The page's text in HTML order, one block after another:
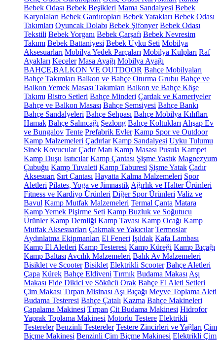
Bebek Odası Bebek Beşikleri Mama Sandalyesi Bebek
Karyolaları Bebek Gardıropları Bebek Yatakları Bebek Odası
Takımları Oyuncak Dolabı Bebek Şifonyer Bebek Odası
Tekstili Bebek Yorganı Bebek Çarşafı Bebek Nevresim
Takımı Bebek Battaniyesi Bebek Uyku Seti Mobilya
Aksesuarları Mobilya Yedek Parçaları Mobilya Kulpları Raf
Ayakları Keçeler Masa Ayağı Mobilya Ayağı
BAHÇE,BALKON VE OUTDOOR Bahçe Mobilyaları
Bahçe Takımları Balkon ve Bahçe Oturma Grubu Bahçe ve
Balkon Yemek Masası Takımları Balkon ve Bahçe Köşe
Takımı Bistro Setleri Bahçe Minderi Çardak ve Kameriyeler
Bahçe ve Balkon Masası Bahçe Şemsiyesi Bahçe Bankı
Bahçe Sandalyeleri Bahçe Sehpası Bahçe Mobilya Kılıfları
Hamak Bahçe Salıncağı Şezlong Bahçe Koltukları Ahşap Ev
ve Bungalov Tente Prefabrik Evler Kamp Spor ve Outdoor
Kamp Malzemeleri Çadırlar Kamp Sandalyesi Uyku Tulumu
Sinek Kovucular Çadır Matı Kamp Masası Pusula Kampet
Kamp Duşu Isıtıcılar Kamp Çantası Şişme Yastık Magnezyum
Çubuğu Kamp Tuvaleti Kamp Taburesi Şişme Yatak Çadır
Aksesuarı Sırt Çantası Hayatta Kalma Malzemeleri Spor
Aletleri Pilates, Yoga ve Jimnastik Ağırlık ve Halter Ürünleri
Fitness ve Kardiyo Ürünleri Diğer Spor Ürünleri Valiz ve
Bavul Kamp Mutfak Malzemeleri Termal Çanta Matara
Kamp Yemek Pişirme Seti Kamp Buzluk ve Soğutucu
Ürünler Kamp Demliği Kamp Tavası Kamp Ocağı Kamp
Mutfak Aksesuarları Çakmak ve Yakıcılar Termoslar
Aydınlatma Ekipmanları El Feneri Işıldak Kafa Lambası
Kamp El Aletleri Kamp Testeresi Kamp Küreği Kamp Bıçağı
Kamp Baltası Avcılık Malzemeleri Balık Av Malzemeleri
Bisiklet ve Scooter Bisiklet Elektrikli Scooter Bahçe Aletleri
Çapa Kürek Bahçe Eldiveni Tırmık Budama Makası Aşı
Makası Fide Dikici ve Sökücü Orak Bahçe El Aleti Setleri
Çim Makası Tırpan Misinası Aşı Bıçağı Meyve Toplama Aleti
Budama Testeresi Bahçe Çatalı Kazma Bahçe Makineleri
Çapalama Makinesi Tırpan Çit Budama Makinesi Hidrofor
Yaprak Toplama Makinesi Motorlu Testere Elektrikli
Testereler Benzinli Testereler Testere Zincirleri ve Yağları Çim
Biçme Makinesi Benzinli Çim Biçme Makinesi Elektrikli Çim